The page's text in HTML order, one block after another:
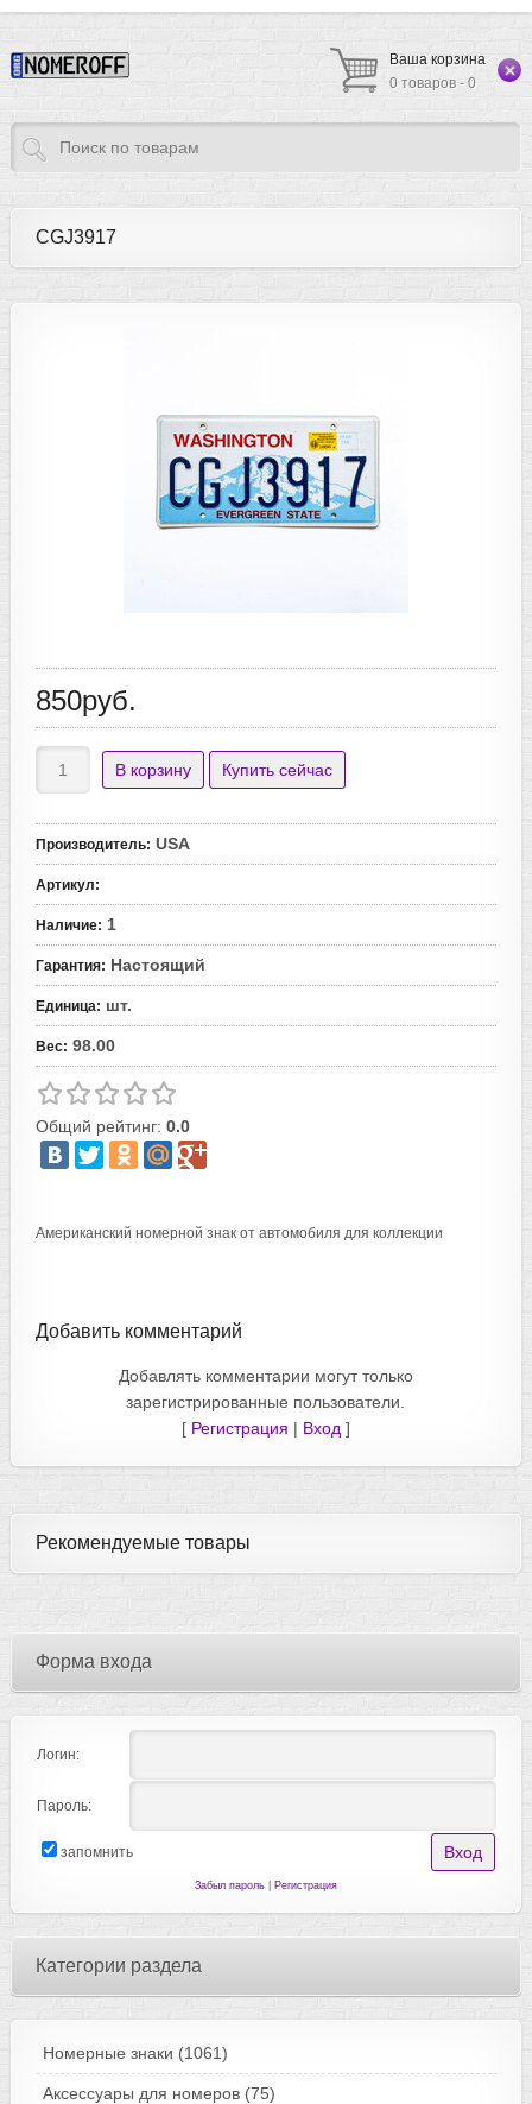
Ваша корзина
0 товаров - 0
CGJ3917
850руб.
Производитель: USA
Артикул:
Наличие: 1
Гарантия: Настоящий
Единица: шт.
Вес: 98.00
Общий рейтинг: 0.0
Американский номерной знак от автомобиля для коллекции
Добавить комментарий
Добавлять комментарии могут только
зарегистрированные пользователи.
[ Регистрация | Вход ]
Рекомендуемые товары
Форма входа
Логин:
Пароль:
запомнить
Забыл пароль| Регистрация
Категории раздела
Номерные знаки (1061)
Аксессуары для номеров (75)